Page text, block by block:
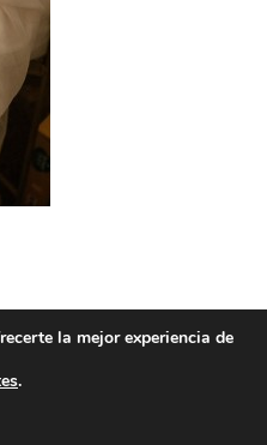
la mejor experiencia de
.